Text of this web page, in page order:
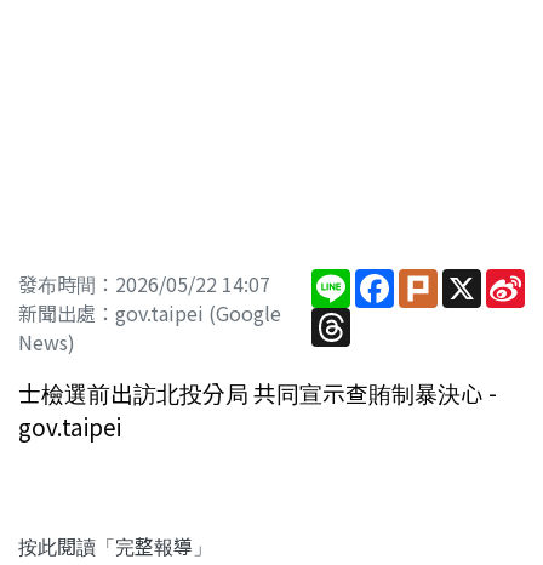
發布時間：2026/05/22 14:07
新聞出處：gov.taipei (Google
News)
LineFacebook
PlurkX
Threads
士檢選前出訪北投分局 共同宣示查賄制暴決心 -
gov.taipei
按此閱讀「完整報導」